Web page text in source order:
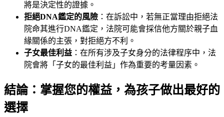
將是決定性的證據。
拒絕DNA鑑定的風險 ：在訴訟中，若無正當理由拒絕法
院命其進行DNA鑑定，法院可能會採信他方關於親子血
緣關係的主張，對拒絕方不利。
子女最佳利益 ：在所有涉及子女身分的法律程序中，法
院會將「子女的最佳利益」作為重要的考量因素。
結論：掌握您的權益，為孩子做出最好的
選擇